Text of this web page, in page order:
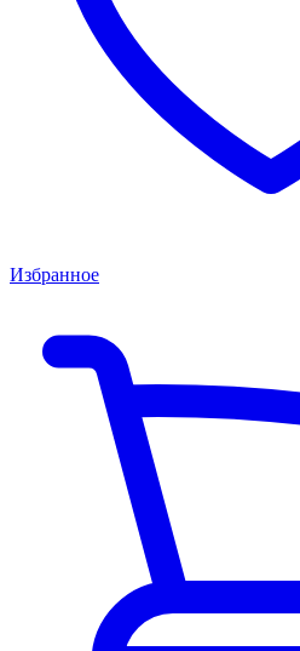
Избранное